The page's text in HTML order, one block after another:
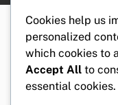
Cookies help us
personalized
which cookies to
Accept All to
essential cookies.